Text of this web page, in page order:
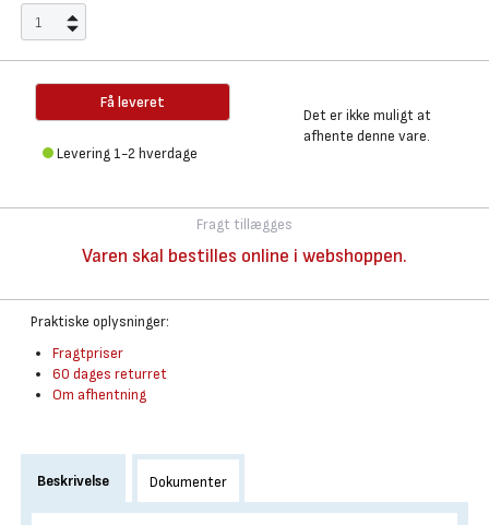
Få leveret
Levering 1-2 hverdage
Det er ikke muligt at
afhente denne vare.
Fragt tillægges
Varen skal bestilles online i webshoppen.
Praktiske oplysninger:
Fragtpriser
60 dages returret
Om afhentning
Beskrivelse Dokumenter